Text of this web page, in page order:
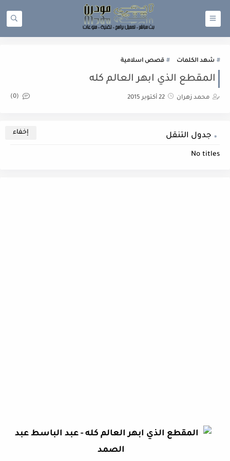
شهد الكلمات قصص اسلامية
المقطع الذي ابهر العالم كله
محمد زهران 22 أكتوبر 2015 (0)
جدول التنقل
No titles